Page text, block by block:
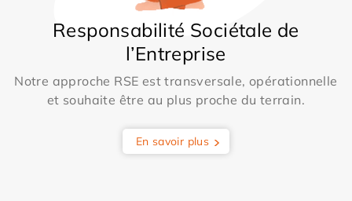
Responsabilité Sociétale de
l’Entreprise
Notre approche RSE est transversale, opérationnelle
et souhaite être au plus proche du terrain.
En savoir plus